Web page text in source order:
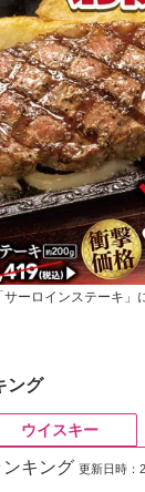
ーロインステーキ
ング
キング 更新日時：
ウイスキー